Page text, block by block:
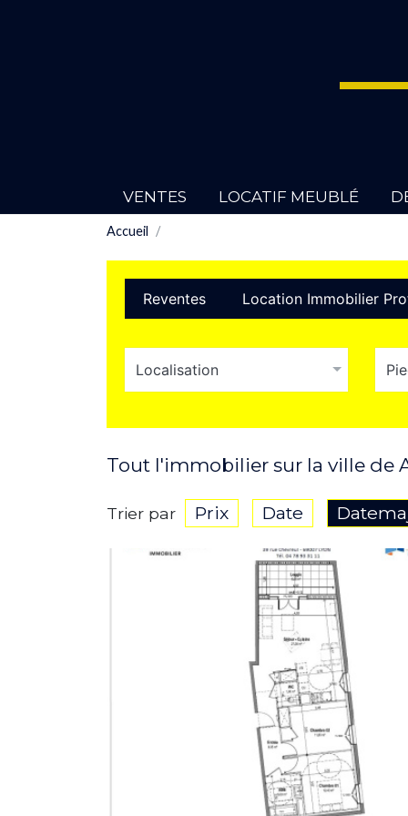
VENTES LOCATIF MEUBLÉ
Accueil
Reventes Location Immobilier
Localisation
Tout l'immobilier sur la ville de
Trier par Prix Date
PLUS